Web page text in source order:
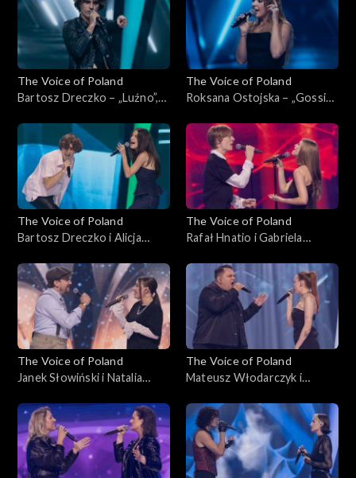
2025
The Voice of Poland
Bartosz Dreczko – „Luźno”,
Nokaut, 1 listopada 2025
The Voice of Poland
Roksana Ostojska – „Gossip”,
Nokaut, 1 listopada 2025
The Voice of Poland
Bartosz Dreczko i Alicja
nie mówię nie”, „The Voice of
Poland”, Bitwy, 25
października 2025
The Voice of Poland
Rafał Hnatio i Gabriela
Golarza”, „The Voice of
Poland”, Bitwy, 25
października 2025
The Voice of Poland
Janek Słowiński i Natalia
Seen the Rain”, „The Voice of
Poland”, Bitwy, 25
października 2025
The Voice of Poland
Mateusz Włodarczyk i
„The Voice of Poland”, Bitwy,
25 października 2025